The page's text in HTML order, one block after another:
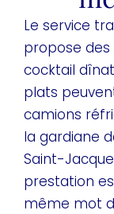
Le service
propose
cocktail
plats
camions
la gardiane
Saint-
prestation
même mot